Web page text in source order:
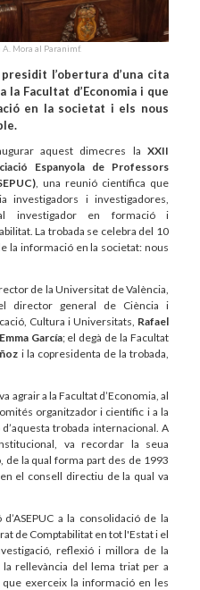
A. Mora al Paranimf.
l’obertura d’una cita
Facultat d’Economia i que
en la societat i els nous
aquest dimecres la XXII
Espanyola de Professors
, una reunió científica que
investigadors i investigadores,
investigador en formació i
La trobada se celebra del 10
la informació en la societat: nous
de la Universitat de València,
director general de Ciència i
Cultura i Universitats, Rafael
Emma García; el degà de la Facultat
i la copresidenta de la trobada,
agrair a la Facultat d’Economia, al
organitzador i científic i a la
trobada internacional. A
va recordar la seua
de la qual forma part des de 1993
el consell directiu de la qual va
a la consolidació de la
de Comptabilitat en tot l'Estat i el
reflexió i millora de la
rellevància del lema triat per a
exerceix la informació en les